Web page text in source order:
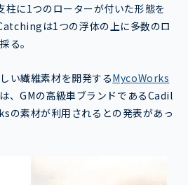
柱に1つのローターが付いた形態を
は1つの浮体の上に多数のロ
る。
い繊維素材を開発するMycoWorks
、GMの高級車ブランドであるCadil
の素材が利用されるとの発表があっ